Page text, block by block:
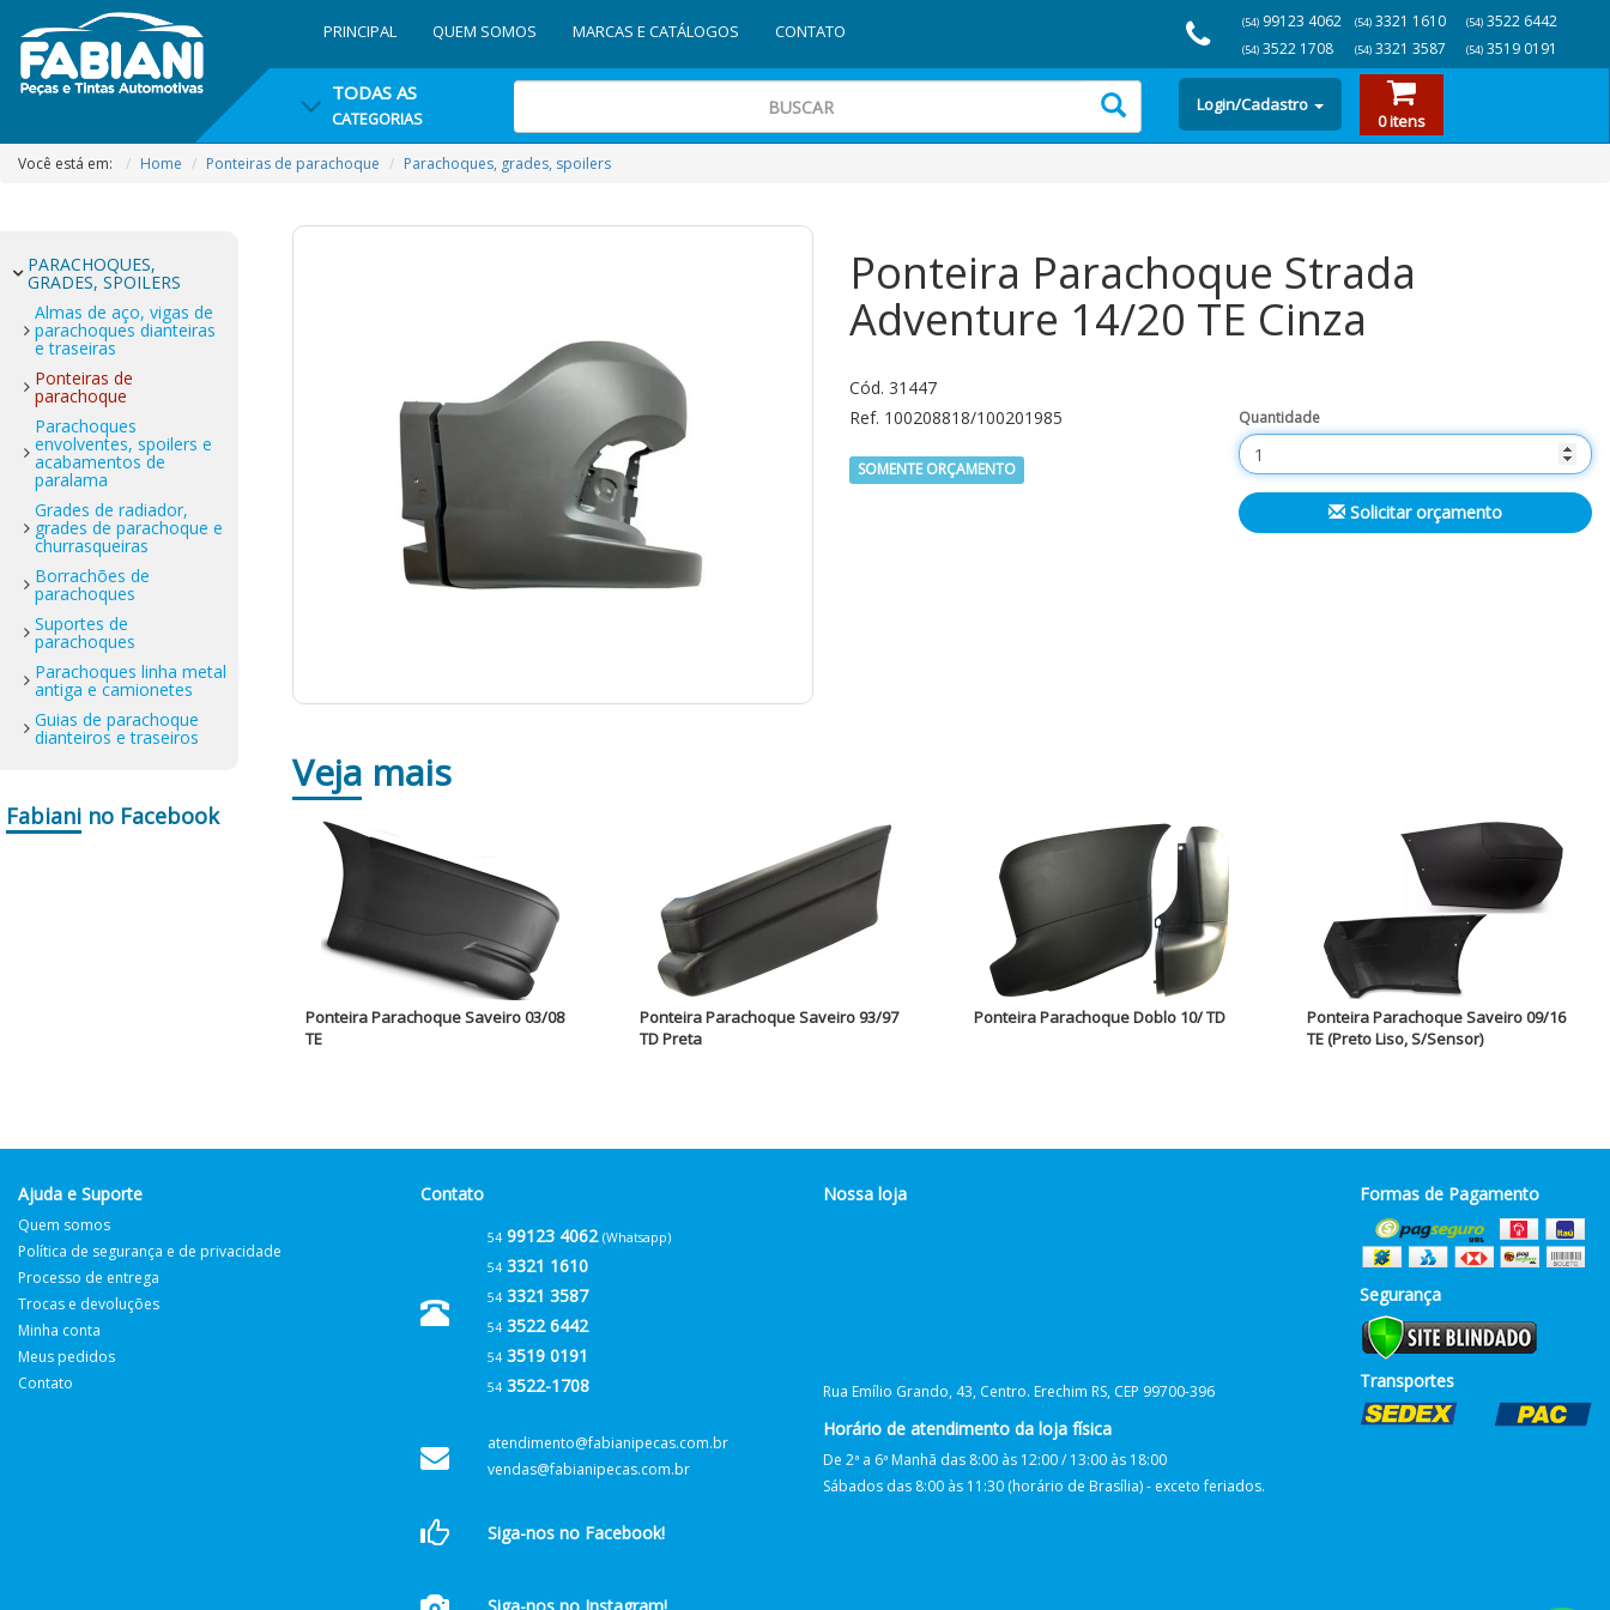
PRINCIPAL QUEM SOMOS MARCAS E CATÁLOGOS CONTATO (54) 99123 4062
(54) 3522 1708
(54)3321 1610
(54)3321 3587
(54)3522 6442
(54)3519 0191
TODAS AS
CATEGORIAS
Login/Cadastro
0 itens
Você está em: Home Ponteiras de parachoque Parachoques, grades, spoilers
PARACHOQUES,
GRADES, SPOILERS
Almas de aço, vigas de
parachoques dianteiras
e traseiras
Ponteiras de
parachoque
Parachoques
envolventes, spoilers e
acabamentos de
paralama
Grades de radiador,
grades de parachoque e
churrasqueiras
Borrachões de
parachoques
Suportes de
parachoques
Parachoques linha metal
antiga e camionetes
Guias de parachoque
dianteiros e traseiros
Fabiani no Facebook
Ponteira Parachoque Strada
Adventure 14/20 TE Cinza
Cód. 31447
Ref. 100208818/100201985
SOMENTE ORÇAMENTO
Quantidade
Solicitar orçamento
Veja mais
Ponteira Parachoque Saveiro 03/08
TE
Ponteira Parachoque Saveiro 93/97
TD Preta
Ponteira Parachoque Doblo 10/ TD
Ponteira Parachoque Saveiro 09/16
TE (Preto Liso, S/Sensor)
Ajuda e Suporte
Quem somos
Política de segurança e de privacidade
Processo de entrega
Trocas e devoluções
Minha conta
Meus pedidos
Contato
Contato
54 99123 4062 (Whatsapp)
54 3321 1610
54 3321 3587
54 3522 6442
54 3519 0191
54 3522-1708
atendimento@fabianipecas.com.br
vendas@fabianipecas.com.br
Siga-nos no Facebook!
Siga-nos no Instagram!
Nossa loja
Rua Emílio Grando, 43, Centro. Erechim RS, CEP 99700-396
Horário de atendimento da loja física
De 2ª a 6ª Manhã das 8:00 às 12:00 / 13:00 às 18:00
Sábados das 8:00 às 11:30 (horário de Brasília) - exceto feriados.
Formas de Pagamento
Segurança
Transportes